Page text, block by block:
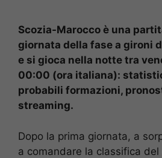
Scozia-Marocco è una
giornata della fase a gironi
e si gioca nella notte tra
00:00 (ora italiana):
probabili formazioni,
streaming.
Dopo la prima giornata, a
a comandare la classifica del